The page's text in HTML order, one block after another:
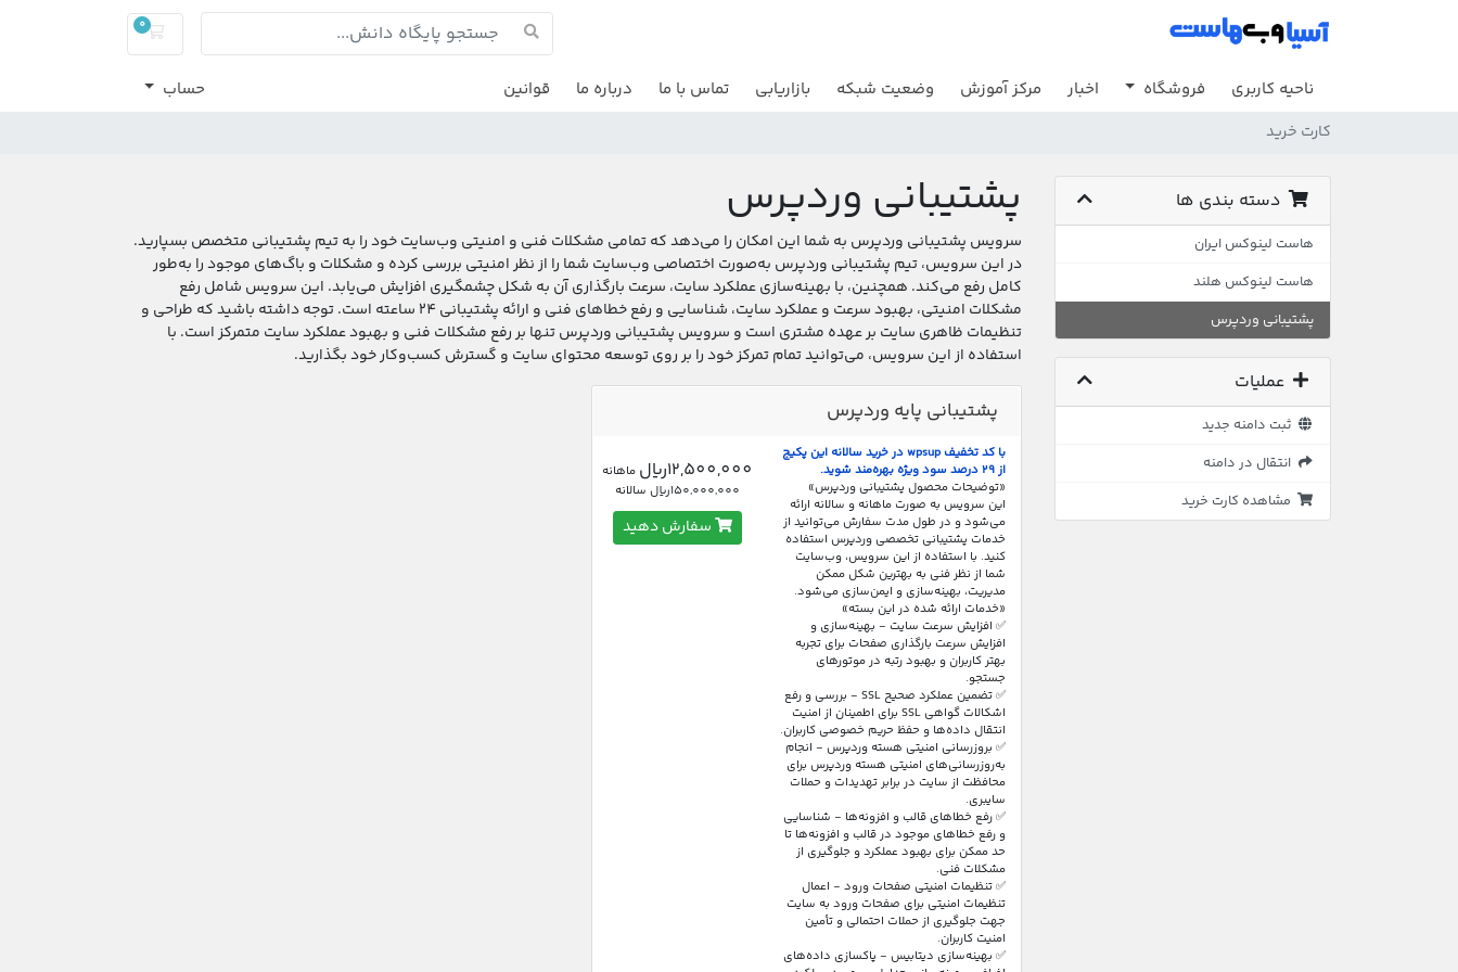
0
کارت خرید
ناحیه کاربری فروشگاه اخبار مرکز آموزش وضعیت شبکه بازاریابی تماس با ما درباره ما قوانین حساب
کارت خرید
دسته بندی ها
هاست لینوکس ایران
هاست لینوکس هلند
پشتیبانی وردپرس
عملیات
ثبت دامنه جدید
انتقال در دامنه
مشاهده کارت خرید
پشتیبانی وردپرس
سرویس پشتیبانی وردپرس به شما این امکان را می‌دهد که تمامی مشکلات فنی و امنیتی وب‌سایت خود را به تیم پشتیبانی متخصص بسپارید.
در این سرویس، تیم پشتیبانی وردپرس به‌صورت اختصاصی وب‌سایت شما را از نظر امنیتی بررسی کرده و مشکلات و باگ‌های موجود را به‌طور
کامل رفع می‌کند. همچنین، با بهینه‌سازی عملکرد سایت، سرعت بارگذاری آن به شکل چشمگیری افزایش می‌یابد. این سرویس شامل رفع
مشکلات امنیتی، بهبود سرعت و عملکرد سایت، شناسایی و رفع خطاهای فنی و ارائه پشتیبانی 24 ساعته است. توجه داشته باشید که طراحی و
تنظیمات ظاهری سایت بر عهده مشتری است و سرویس پشتیبانی وردپرس تنها بر رفع مشکلات فنی و بهبود عملکرد سایت متمرکز است. با
استفاده از این سرویس، می‌توانید تمام تمرکز خود را بر روی توسعه محتوای سایت و گسترش کسب‌وکار خود بگذارید.
پشتیبانی پایه وردپرس
با کد تخفیف wpsup در خرید سالانه این پکیج
از ۲۹ درصد سود ویژه بهره‌مند شوید.
«توضیحات محصول پشتیبانی وردپرس»
این سرویس به صورت ماهانه و سالانه ارائه
می‌شود و در طول مدت سفارش می‌توانید از
خدمات پشتیبانی تخصصی وردپرس استفاده
کنید. با استفاده از این سرویس، وب‌سایت
شما از نظر فنی به بهترین شکل ممکن
مدیریت، بهینه‌سازی و ایمن‌سازی می‌شود.
«خدمات ارائه شده در این بسته»
✅ افزایش سرعت سایت - بهینه‌سازی و
افزایش سرعت بارگذاری صفحات برای تجربه
بهتر کاربران و بهبود رتبه در موتورهای
جستجو.
✅ تضمین عملکرد صحیح SSL - بررسی و رفع
اشکالات گواهی SSL برای اطمینان از امنیت
انتقال داده‌ها و حفظ حریم خصوصی کاربران.
✅ بروزرسانی امنیتی هسته وردپرس - انجام
به‌روزرسانی‌های امنیتی هسته وردپرس برای
محافظت از سایت در برابر تهدیدات و حملات
سایبری.
✅ رفع خطاهای قالب و افزونه‌ها - شناسایی
و رفع خطاهای موجود در قالب و افزونه‌ها تا
حد ممکن برای بهبود عملکرد و جلوگیری از
مشکلات فنی.
✅ تنظیمات امنیتی صفحات ورود - اعمال
تنظیمات امنیتی برای صفحات ورود به سایت
جهت جلوگیری از حملات احتمالی و تأمین
امنیت کاربران.
✅ بهینه‌سازی دیتابیس - پاکسازی داده‌های
12,500,000ریال
ماهانه
150,000,000ریال سالانه
سفارش دهید